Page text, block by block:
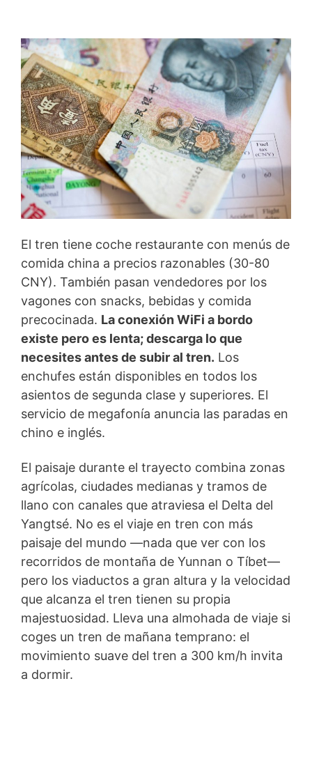
El tren tiene coche restaurante con menús de
comida china a precios razonables (30-80
CNY). También pasan vendedores por los
vagones con snacks, bebidas y comida
precocinada. La conexión WiFi a bordo
existe pero es lenta; descarga lo que
necesites antes de subir al tren. Los
enchufes están disponibles en todos los
asientos de segunda clase y superiores. El
servicio de megafonía anuncia las paradas en
chino e inglés.
El paisaje durante el trayecto combina zonas
agrícolas, ciudades medianas y tramos de
llano con canales que atraviesa el Delta del
Yangtsé. No es el viaje en tren con más
paisaje del mundo —nada que ver con los
recorridos de montaña de Yunnan o Tíbet—
pero los viaductos a gran altura y la velocidad
que alcanza el tren tienen su propia
majestuosidad. Lleva una almohada de viaje si
coges un tren de mañana temprano: el
movimiento suave del tren a 300 km/h invita
a dormir.